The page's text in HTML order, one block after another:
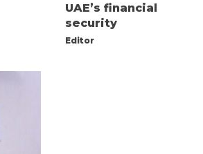
UAE’s financial
security
Editor